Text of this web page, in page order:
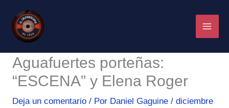
contenido
Aguafuertes porteñas:
“ESCENA” y Elena Roger
Deja un comentario / Por Daniel Gaguine / diciembre